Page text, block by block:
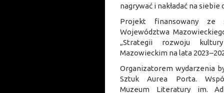
nagrywać i nakładać na siebie
Projekt finansowany ze
Województwa
„Strategii rozwoju
Mazowieckim na lata
Organizatorem wydarzenia
Sztuk Aurea Porta.
Muzeum Literatury im.